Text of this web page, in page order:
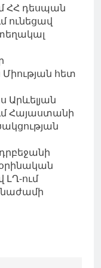
ՀՀ դեսպան
ունեցավ
հետ
Արևելյան
Հայաստանի
ում